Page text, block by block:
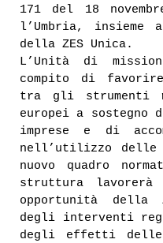
171 del 18
l’Umbria, insieme
della ZES Unica.
L’Unità di
compito di
tra gli strumenti
europei a
imprese e di
nell’utilizzo delle
nuovo quadro
struttura lavorerà
opportunità della
degli interventi
degli effetti delle